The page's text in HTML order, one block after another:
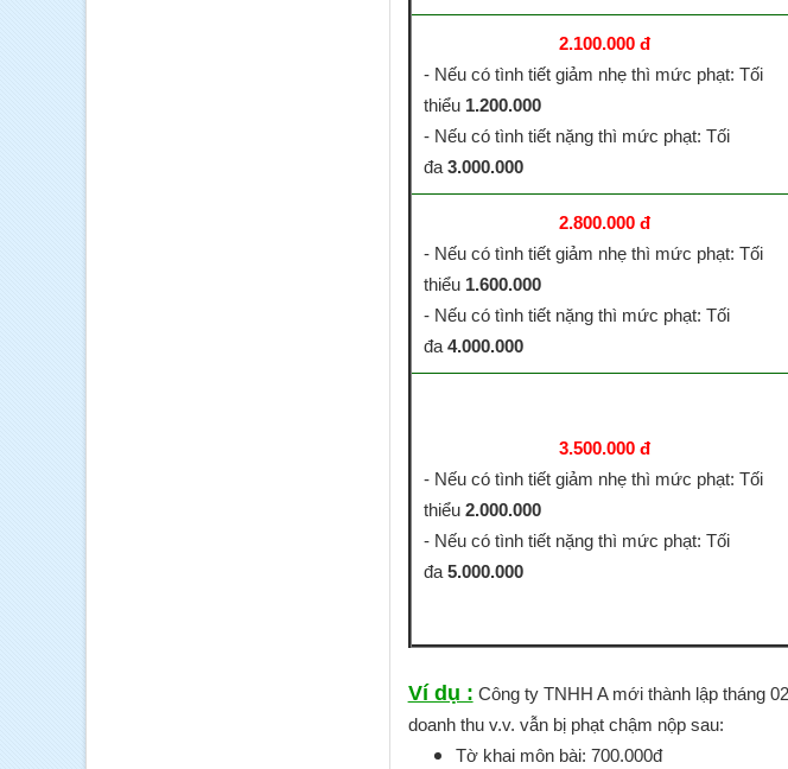
2.100.000 đ
- Nếu có tình tiết giảm nhẹ thì mức phạt: Tối
thiểu 1.200.000
- Nếu có tình tiết nặng thì mức phạt: Tối
đa 3.000.000
2.800.000 đ
- Nếu có tình tiết giảm nhẹ thì mức phạt: Tối
thiểu1.600.000
- Nếu có tình tiết nặng thì mức phạt: Tối
đa 4.000.000
3.500.000 đ
- Nếu có tình tiết giảm nhẹ thì mức phạt: Tối
thiểu 2.000.000
- Nếu có tình tiết nặng thì mức phạt: Tối
đa 5.000.000
Ví dụ : Công ty TNHH A mới thành lập tháng
doanh thu v.v. vẫn bị phạt chậm nộp sau:
Tờ khai môn bài: 700.000đ